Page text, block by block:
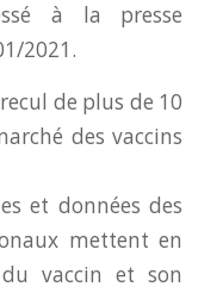
à la presse
2021.
de plus de 10
des vaccins
et données des
mettent en
vaccin et son